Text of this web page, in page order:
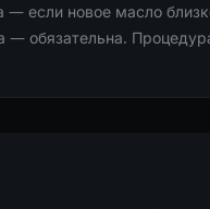
если новое масло
обязательна.